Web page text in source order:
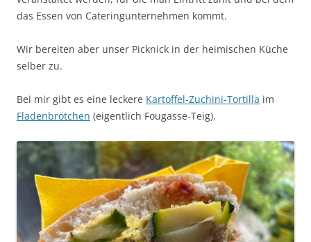
das Essen von Cateringunternehmen kommt.
Wir bereiten aber unser Picknick in der heimischen Küche
selber zu.
Bei mir gibt es eine leckere Kartoffel-Zuchini-Tortilla im
Fladenbrötchen (eigentlich Fougasse-Teig).